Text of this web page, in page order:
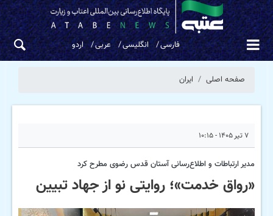
فارسی انگلیسی عربی اردو
صفحه اصلی ایران
۷ تیر ۱۴۰۵ - ۱۰:۱۵
مدیر ارتباطات و اطلاع‌رسانی آستان قدس رضوی مطرح کرد
«رواق خدمت»؛ روایتی نو از جهاد تبیین